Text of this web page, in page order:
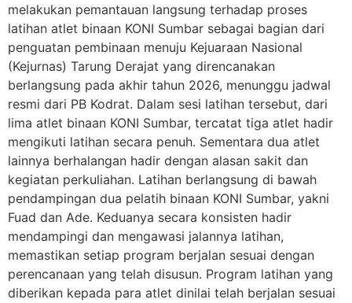
melakukan pemantauan langsung terhadap proses
latihan atlet binaan KONI Sumbar sebagai bagian dari
penguatan pembinaan menuju Kejuaraan Nasional
(Kejurnas) Tarung Derajat yang direncanakan
berlangsung pada akhir tahun 2026, menunggu jadwal
resmi dari PB Kodrat. Dalam sesi latihan tersebut, dari
lima atlet binaan KONI Sumbar, tercatat tiga atlet hadir
mengikuti latihan secara penuh. Sementara dua atlet
lainnya berhalangan hadir dengan alasan sakit dan
kegiatan perkuliahan. Latihan berlangsung di bawah
pendampingan dua pelatih binaan KONI Sumbar, yakni
Fuad dan Ade. Keduanya secara konsisten hadir
mendampingi dan mengawasi jalannya latihan,
memastikan setiap program berjalan sesuai dengan
perencanaan yang telah disusun. Program latihan yang
diberikan kepada para atlet dinilai telah berjalan sesuai